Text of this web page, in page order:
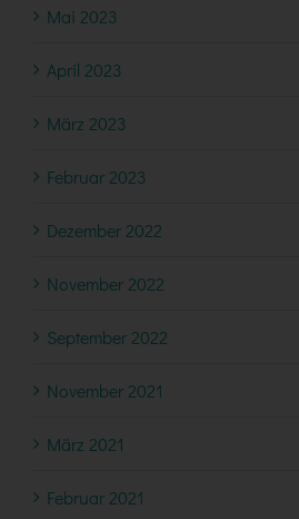
Mai 2023
April 2023
März 2023
Februar 2023
Dezember 2022
November 2022
September 2022
November 2021
März 2021
Februar 2021